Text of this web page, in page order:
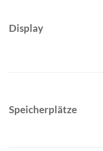
Display
Speicherplätze